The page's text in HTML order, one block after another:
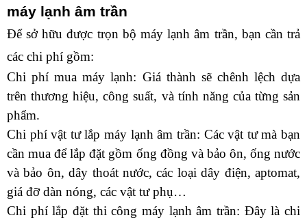
máy lạnh âm trần
Để sở hữu được trọn bộ máy lạnh âm trần, bạn cần trả
các chi phí gồm:
Chi phí mua máy lạnh: Giá thành sẽ chênh lệch dựa
trên thương hiệu, công suất, và tính năng của từng sản
phẩm.
Chi phí vật tư lắp máy lạnh âm trần: Các vật tư mà bạn
cần mua để lắp đặt gồm ống đồng và bảo ôn, ống nước
và bảo ôn, dây thoát nước, các loại dây điện, aptomat,
giá đỡ dàn nóng, các vật tư phụ…
Chi phí lắp đặt thi công máy lạnh âm trần: Đây là chi